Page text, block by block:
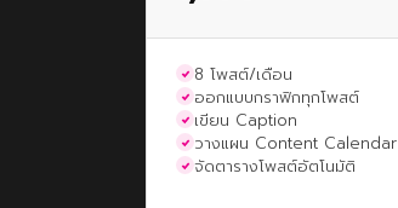
8 โพสต์/เดือน
ออกแบบกราฟิกทุกโพสต์
เขียน Caption
วางแผน Content Calendar
จัดตารางโพสต์อัตโนมัติ